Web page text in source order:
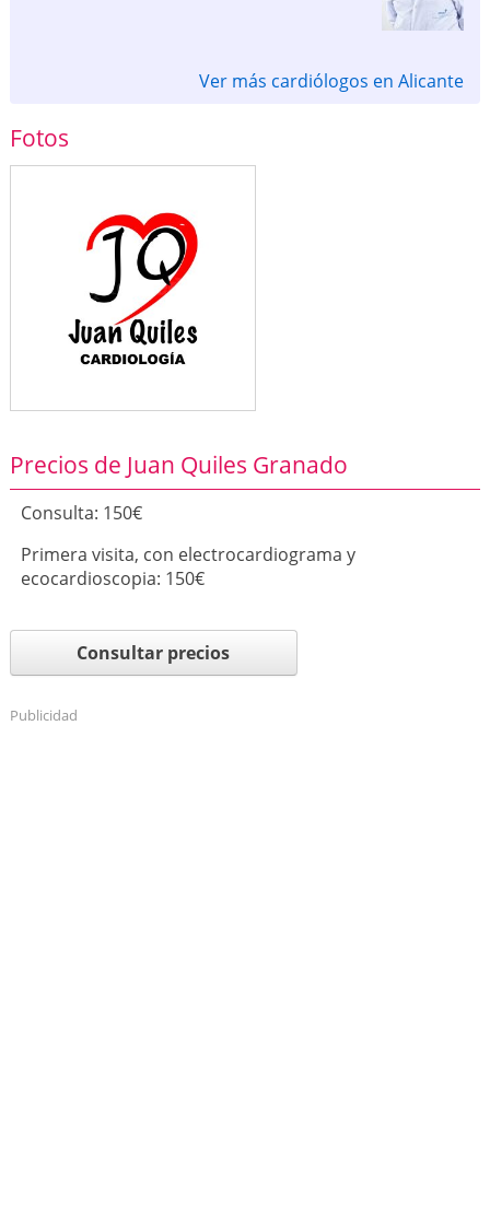
Ver más cardiólogos en Alicante
Fotos
Precios de Juan Quiles Granado
Consulta: 150€
Primera visita, con electrocardiograma y
ecocardioscopia: 150€
Consultar precios
Publicidad